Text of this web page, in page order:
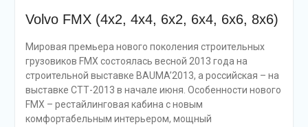
Volvo FMX (4х2, 4х4, 6х2, 6х4, 6х6, 8х6)
Мировая премьера нового поколения строительных
грузовиков FMX состоялась весной 2013 года на
строительной выставке BAUMA’2013, а российская – на
выставке СТТ-2013 в начале июня. Особенности нового
FMX – рестайлинговая кабина с новым
комфортабельным интерьером, мощный